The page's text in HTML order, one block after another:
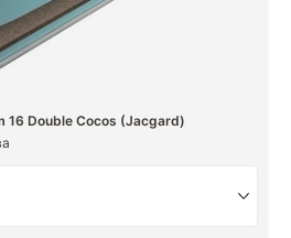
16 Double Cocos (Jacgard)